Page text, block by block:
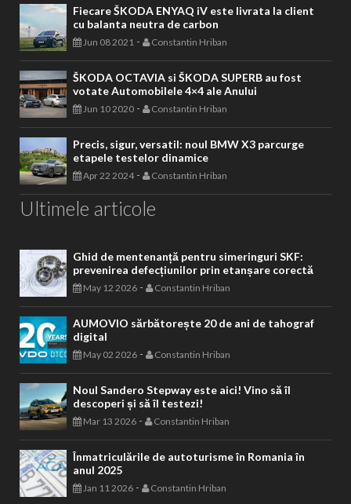
Fiecare ŠKODA ENYAQ iV este livrata la client
cu balanta neutra de carbon
Jun 08 2021 - Constantin Hriban
ŠKODA OCTAVIA si ŠKODA SUPERB au fost
votate Automobilele 4×4 ale Anului
Jun 10 2020 - Constantin Hriban
Precis, sigur, versatil: noul BMW X3 parcurge
etapele testelor dinamice
Apr 22 2024- Constantin Hriban
Ultimele articole
Ghid de mentenanță pentru simeringuri SKF:
prevenirea defecțiunilor prin etanșare corectă
May 12 2026 - Constantin Hriban
AUMOVIO sărbătorește 20 de ani de tahograf
digital
May 02 2026 - Constantin Hriban
Noul Sandero Stepway este aici! Vino să îl
descoperi și să îl testezi!
Mar 13 2026 - Constantin Hriban
Înmatriculările de autoturisme în Romania în
anul 2025
Jan 11 2026 - Constantin Hriban